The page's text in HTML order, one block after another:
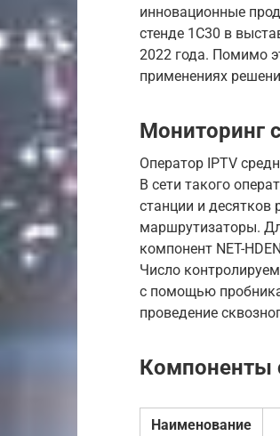
инновационные
стенде 1C30 в
2022 года. Помимо
применениях
Мониторинг
Оператор IPTV
В сети такого
станции и десятков
маршрутизаторы.
компонент NET-
Число
с помощью
проведение
Компоненты
Наименование